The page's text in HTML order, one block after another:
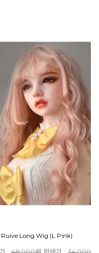
Ruive Long Wig (L Pink)
: 48,000원 판매가 : 34,000